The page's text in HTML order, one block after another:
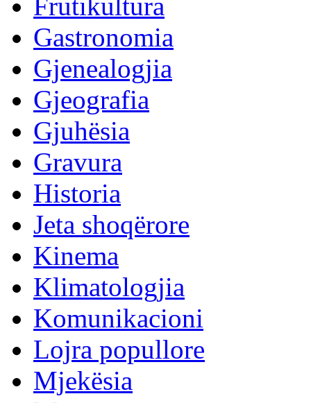
Gastronomia
Gjenealogjia
Gjeografia
Gjuhësia
Gravura
Historia
Jeta shoqërore
Kinema
Klimatologjia
Komunikacioni
Lojra popullore
Mjekësia